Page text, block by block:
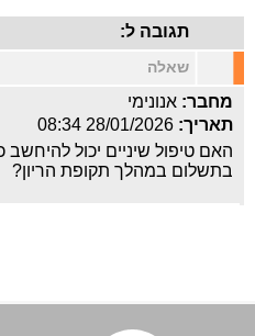
תגובה ל:
שאלה
מחבר: אנונימי
תאריך: 28/01/2026 08:34
בתשלום במהלך תקופת הריון?